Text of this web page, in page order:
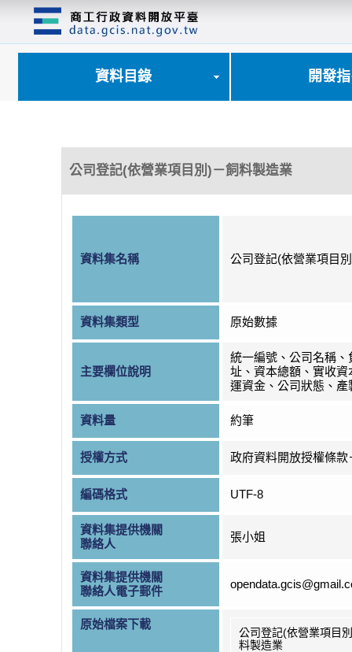
資料目錄 開發
公司登記(依營業項目別)－飼料製造業
資料集名稱 公司登記(依營業項目
資料集類型 原始數據
主要欄位說明
統一編號、公司名稱、
址、資本總額、實收資
運資金、公司狀態、產
資料量 約筆
授權方式 政府資料開放授權條款
編碼格式 UTF-8
資料集提供機關
聯絡人
張小姐
資料集提供機關
聯絡人電子郵件
原始檔案下載
公司登記(依營業項目
料製造業